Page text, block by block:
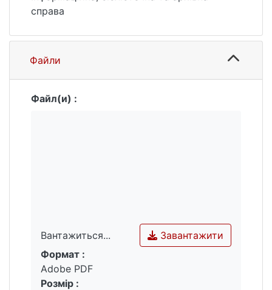
справа
Файли
Файл(и) :
Вантажиться...
Вантажиться...
Завантажити
Формат :
Adobe PDF
Розмір :